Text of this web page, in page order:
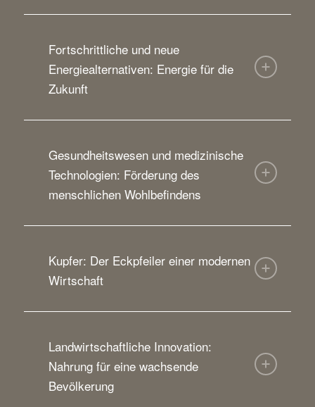
Fortschrittliche und neue
Energiealternativen: Energie für die
Zukunft
Gesundheitswesen und medizinische
Technologien: Förderung des
menschlichen Wohlbefindens
Kupfer: Der Eckpfeiler einer modernen
Wirtschaft
Landwirtschaftliche Innovation:
Nahrung für eine wachsende
Bevölkerung